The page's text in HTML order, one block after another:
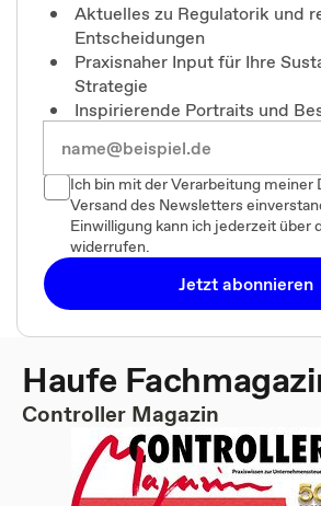
Aktuelles zu Regulatorik und
Entscheidungen
Praxisnaher Input für Ihre
Strategie
Inspirierende Portraits und
Ich bin mit der Verarbeitung meiner
Versand des Newsletters
Einwilligung kann ich jederzeit über
widerrufen.
Jetzt abonnieren
Haufe
Controller Magazin